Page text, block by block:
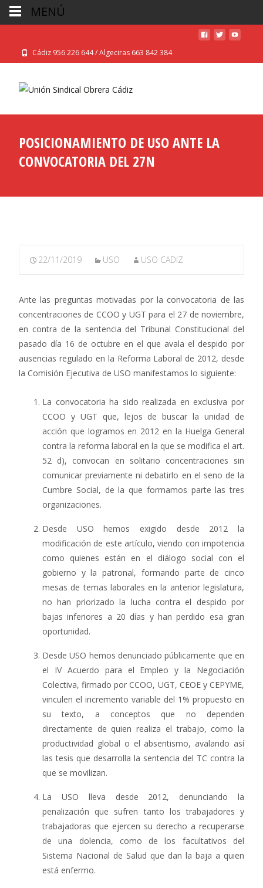
Cádiz 956 226 644 / Algeciras 663 842 384
POSICIONAMIENTO DE USO ANTE LA
CONVOCATORIA DEL 27N
22/11/2019 USO USO CADIZ
Ante las preguntas motivadas por la convocatoria de las
concentraciones de CCOO y UGT para el 27 de noviembre,
en contra de la sentencia del Tribunal Constitucional del
pasado día 16 de octubre en el que avala el despido por
ausencias regulado en la Reforma Laboral de 2012, desde
la Comisión Ejecutiva de USO manifestamos lo siguiente:
La convocatoria ha sido realizada en exclusiva por
CCOO y UGT que, lejos de buscar la unidad de
acción que logramos en 2012 en la Huelga General
contra la reforma laboral en la que se modifica el art.
52 d), convocan en solitario concentraciones sin
comunicar previamente ni debatirlo en el seno de la
Cumbre Social, de la que formamos parte las tres
organizaciones.
Desde USO hemos exigido desde 2012 la
modificación de este artículo, viendo con impotencia
como quienes están en el diálogo social con el
gobierno y la patronal, formando parte de cinco
mesas de temas laborales en la anterior legislatura,
no han priorizado la lucha contra el despido por
bajas inferiores a 20 días y han perdido esa gran
oportunidad.
Desde USO hemos denunciado públicamente que en
el IV Acuerdo para el Empleo y la Negociación
Colectiva, firmado por CCOO, UGT, CEOE y CEPYME,
vinculen el incremento variable del 1% propuesto en
su texto, a conceptos que no dependen
directamente de quien realiza el trabajo, como la
productividad global o el absentismo, avalando así
las tesis que desarrolla la sentencia del TC contra la
que se movilizan.
La USO lleva desde 2012, denunciando la
penalización que sufren tanto los trabajadores y
trabajadoras que ejercen su derecho a recuperarse
de una dolencia, como de los facultativos del
Sistema Nacional de Salud que dan la baja a quien
está enfermo.
MENÚ